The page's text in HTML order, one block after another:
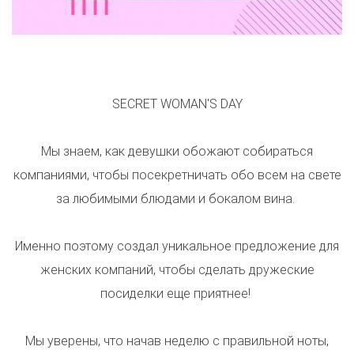
​​SECRET WOMAN'S DAY
​Мы знаем, как девушки обожают собираться
компаниями, чтобы посекретничать обо всем на свете
за любимыми блюдами и бокалом вина.
Именно поэтому создал уникальное предложение для
женских компаний, чтобы сделать дружеские
посиделки еще приятнее!
Мы уверены, что начав неделю с правильной ноты,